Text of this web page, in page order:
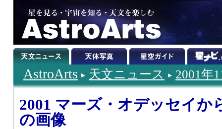
AstroArts 天文ニュース 2001年
2001 マーズ・オデッセイか
の画像